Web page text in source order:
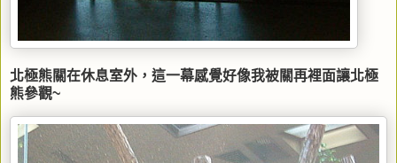
北極熊關在休息室外，這一幕感覺好像我被關再裡面讓北極
熊參觀~